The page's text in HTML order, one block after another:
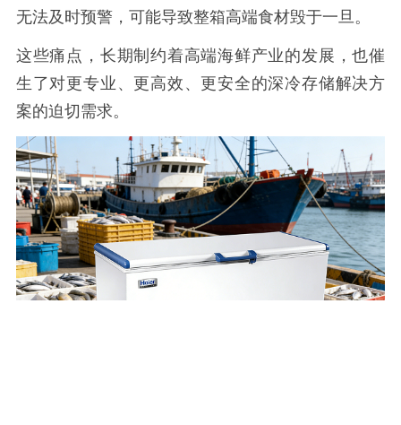
无法及时预警，可能导致整箱高端食材毁于一旦。
这些痛点，长期制约着高端海鲜产业的发展，也催
生了对更专业、更高效、更安全的深冷存储解决方
案的迫切需求。